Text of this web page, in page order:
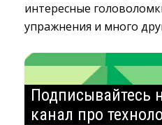
интересные
упражнения и много
Подписывайтесь
канал про